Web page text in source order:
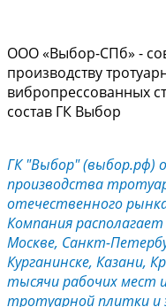
ООО «Выбор-СПб» -
производству
вибропрессованных
состав ГК Выбор
ГК "Выбор" (выбор.рф)
производства
отечественного
Компания
Москве, Санкт-
Курганинске, Казани,
тысячи рабочих мест
тротуарной плитки и